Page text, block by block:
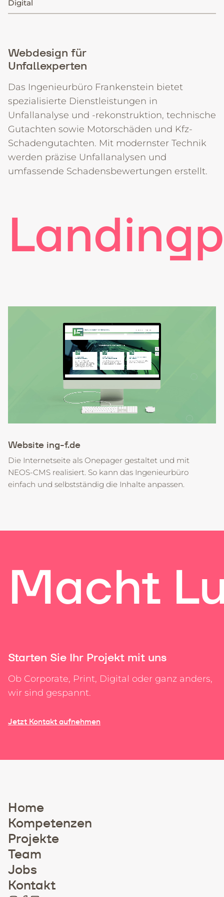
+49 7131 61687-0
Datenschutz
Digital
Webdesign für
Unfallexperten
Das Ingenieurbüro Frankenstein bietet
spezialisierte Dienstleistungen in
Unfallanalyse und -rekonstruktion, technische
Gutachten sowie Motorschäden und Kfz-
Schadengutachten. Mit modernster Technik
werden präzise Unfallanalysen und
umfassende Schadensbewertungen erstellt.
Website ing-f.de
Die Internetseite als Onepager gestaltet und mit
NEOS-CMS realisiert. So kann das Ingenieurbüro
einfach und selbstständig die Inhalte anpassen.
Macht
Starten Sie Ihr Projekt mit uns
Ob Corporate, Print, Digital oder ganz anders,
wir sind gespannt.
Jetzt Kontakt aufnehmen
Home
Kompetenzen
Projekte
Team
Jobs
Kontakt